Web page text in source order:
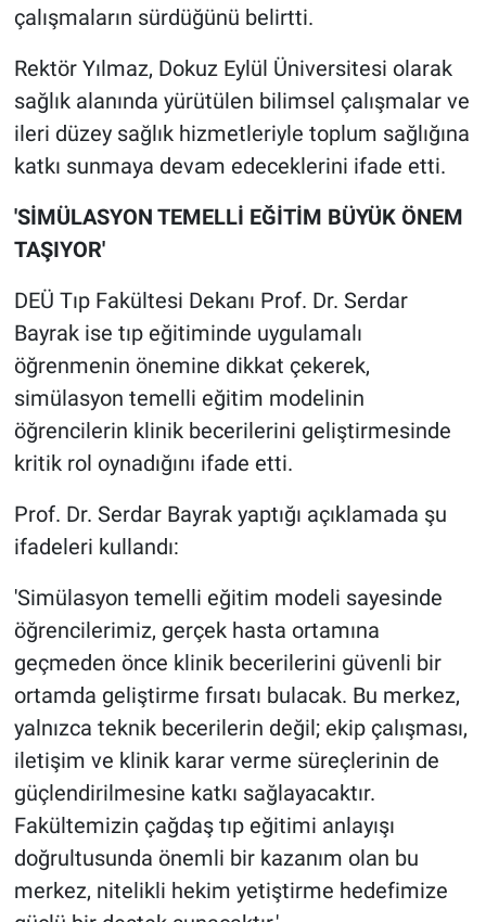
çalışmaların sürdüğünü belirtti.
Rektör Yılmaz, Dokuz Eylül Üniversitesi olarak
sağlık alanında yürütülen bilimsel çalışmalar ve
ileri düzey sağlık hizmetleriyle toplum sağlığına
katkı sunmaya devam edeceklerini ifade etti.
'SİMÜLASYON TEMELLİ EĞİTİM BÜYÜK ÖNEM
TAŞIYOR'
DEÜ Tıp Fakültesi Dekanı Prof. Dr. Serdar
Bayrak ise tıp eğitiminde uygulamalı
öğrenmenin önemine dikkat çekerek,
simülasyon temelli eğitim modelinin
öğrencilerin klinik becerilerini geliştirmesinde
kritik rol oynadığını ifade etti.
Prof. Dr. Serdar Bayrak yaptığı açıklamada şu
ifadeleri kullandı:
'Simülasyon temelli eğitim modeli sayesinde
öğrencilerimiz, gerçek hasta ortamına
geçmeden önce klinik becerilerini güvenli bir
ortamda geliştirme fırsatı bulacak. Bu merkez,
yalnızca teknik becerilerin değil; ekip çalışması,
iletişim ve klinik karar verme süreçlerinin de
güçlendirilmesine katkı sağlayacaktır.
Fakültemizin çağdaş tıp eğitimi anlayışı
doğrultusunda önemli bir kazanım olan bu
merkez, nitelikli hekim yetiştirme hedefimize